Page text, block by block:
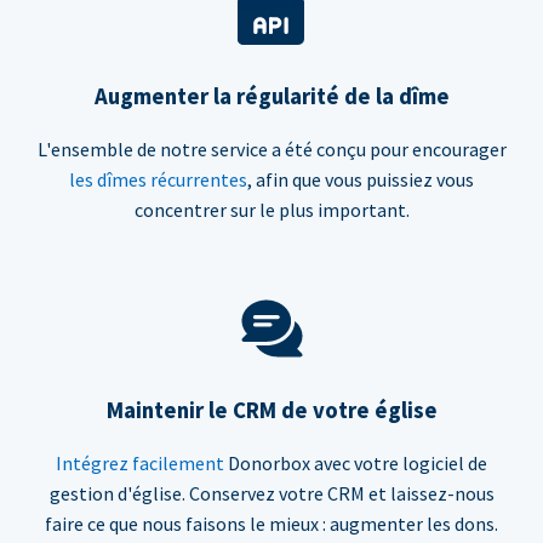
Augmenter la régularité de la dîme
L'ensemble de notre service a été conçu pour encourager
les dîmes récurrentes, afin que vous puissiez vous
concentrer sur le plus important.
Maintenir le CRM de votre église
Intégrez facilement Donorbox avec votre logiciel de
gestion d'église. Conservez votre CRM et laissez-nous
faire ce que nous faisons le mieux : augmenter les dons.